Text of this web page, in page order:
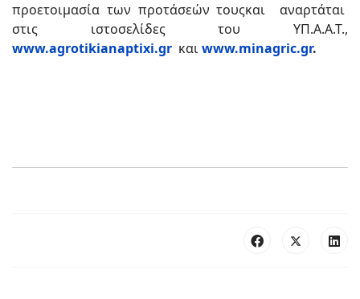
προετοιμασία των προτάσεών τουςκαι αναρτάται
στις ιστοσελίδες του ΥΠ.Α.Α.Τ.,
www.agrotikianaptixi.gr καιwww.minagric.gr.